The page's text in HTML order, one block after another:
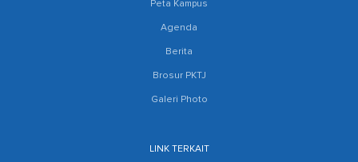
Peta Kampus
Agenda
Berita
Brosur PKTJ
Galeri Photo
LINK TERKAIT